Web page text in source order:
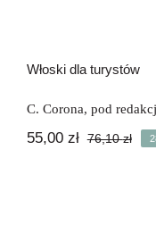
Włoski dla turystów
C. Corona, pod
76,10zł
55,00 zł